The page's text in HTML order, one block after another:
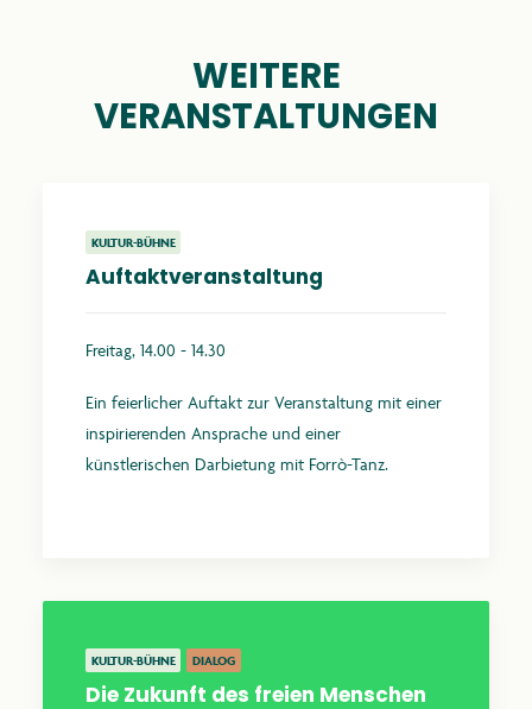
WEITERE
VERANSTALTUNGEN
KULTUR-BÜHNE
Auftaktveranstaltung
Freitag, 14.00 - 14.30
Ein feierlicher Auftakt zur Veranstaltung mit einer
inspirierenden Ansprache und einer
künstlerischen Darbietung mit Forrò-Tanz.
KULTUR-BÜHNE DIALOG
Die Zukunft des freien Menschen